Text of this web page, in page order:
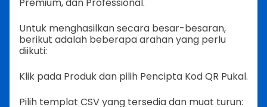
Premium, dan Professional.
Untuk menghasilkan secara besar-besaran,
berikut adalah beberapa arahan yang perlu
diikuti:
Klik pada Produk dan pilih Pencipta Kod QR Pukal.
Pilih templat CSV yang tersedia dan muat turun: